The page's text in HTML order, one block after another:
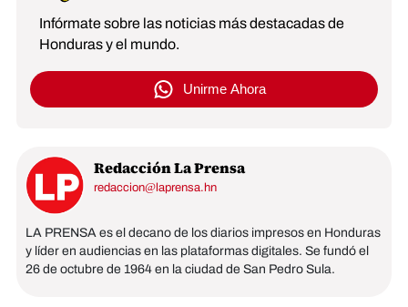
Infórmate sobre las noticias más destacadas de
Honduras y el mundo.
Unirme Ahora
Redacción La Prensa
redaccion@laprensa.hn
LA PRENSA es el decano de los diarios impresos en Honduras
y líder en audiencias en las plataformas digitales. Se fundó el
26 de octubre de 1964 en la ciudad de San Pedro Sula.